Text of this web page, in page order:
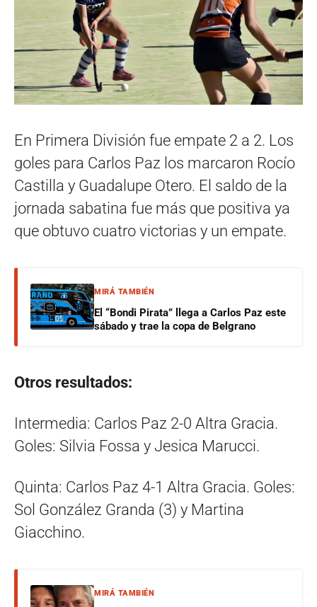
En Primera División fue empate 2 a 2. Los
goles para Carlos Paz los marcaron Rocío
Castilla y Guadalupe Otero. El saldo de la
jornada sabatina fue más que positiva ya
que obtuvo cuatro victorias y un empate.
MIRÁ TAMBIÉN
El “Bondi Pirata” llega a Carlos Paz este
sábado y trae la copa de Belgrano
Otros resultados:
Intermedia: Carlos Paz 2-0 Altra Gracia.
Goles: Silvia Fossa y Jesica Marucci.
Quinta: Carlos Paz 4-1 Altra Gracia. Goles:
Sol González Granda (3) y Martina
Giacchino.
MIRÁ TAMBIÉN